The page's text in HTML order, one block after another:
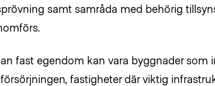
samt samråda med behörig
fast egendom kan vara byggnader som
fastigheter där viktig